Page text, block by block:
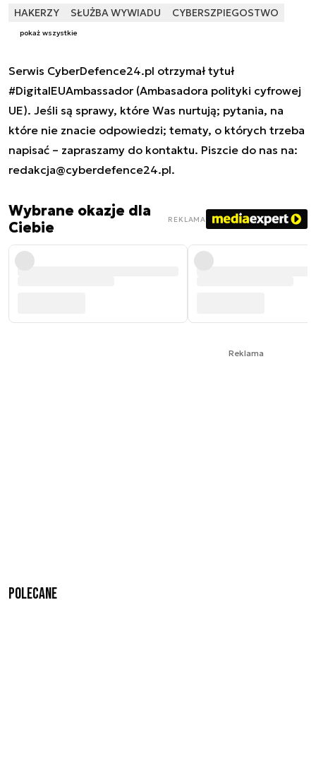
HAKERZY SŁUŻBA WYWIADU CYBERSZPIEGOSTWO
pokaż wszystkie
Serwis CyberDefence24.pl otrzymał tytuł
#DigitalEUAmbassador (Ambasadora polityki cyfrowej
UE). Jeśli są sprawy, które Was nurtują; pytania, na
które nie znacie odpowiedzi; tematy, o których trzeba
napisać – zapraszamy do kontaktu. Piszcie do nas na:
redakcja@cyberdefence24.pl.
Wybrane okazje dla
Ciebie
REKLAMA
Reklama
Polecane